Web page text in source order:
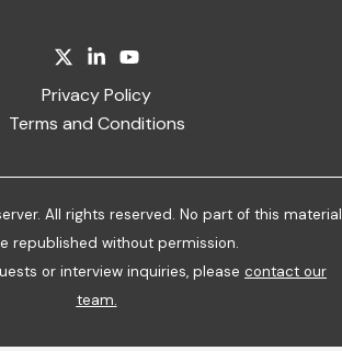
Privacy Policy
Terms and Conditions
All rights reserved. No part of this material
republished without permission.
or interview inquiries, please contact our
team.